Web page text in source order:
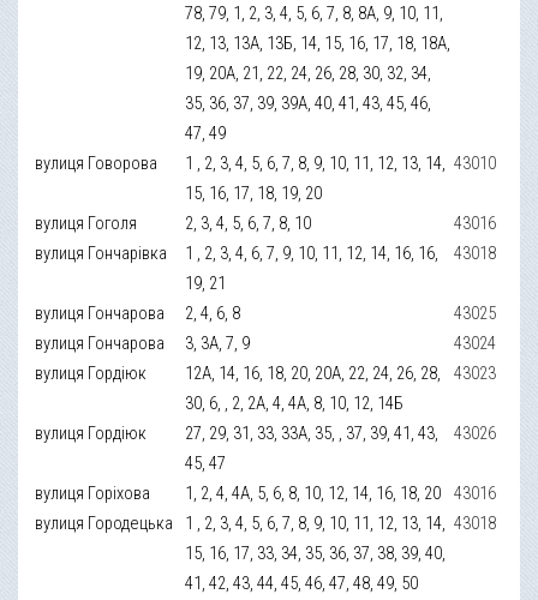
78, 79, 1, 2, 3, 4, 5, 6, 7, 8, 8А, 9, 10, 11,
12, 13, 13А, 13Б, 14, 15, 16, 17, 18, 18А,
19, 20А, 21, 22, 24, 26, 28, 30, 32, 34,
35, 36, 37, 39, 39А, 40, 41, 43, 45, 46,
47, 49
вулиця Говорова
1 , 2, 3, 4, 5, 6, 7, 8, 9, 10, 11, 12, 13, 14,
15, 16, 17, 18, 19, 20
43010
вулиця Гоголя 2, 3, 4, 5, 6, 7, 8, 10
43016
вулиця Гончарівка
1 , 2, 3, 4, 6, 7, 9, 10, 11, 12, 14, 16, 16,
19, 21
43018
вулиця Гончарова 2, 4, 6, 8
43025
вулиця Гончарова
3, 3А, 7, 9
43024
вулиця Гордіюк
12А, 14, 16, 18, 20, 20А, 22, 24, 26, 28,
30, 6, , 2, 2А, 4, 4А, 8, 10, 12, 14Б
43023
вулиця Гордіюк
27, 29, 31, 33, 33А, 35, , 37, 39, 41, 43,
45, 47
43026
вулиця Горіхова 1, 2, 4, 4А, 5, 6, 8, 10, 12, 14, 16, 18, 20
43016
вулиця Городецька
1 , 2, 3, 4, 5, 6, 7, 8, 9, 10, 11, 12, 13, 14,
15, 16, 17, 33, 34, 35, 36, 37, 38, 39, 40,
41, 42, 43, 44, 45, 46, 47, 48, 49, 50
43018